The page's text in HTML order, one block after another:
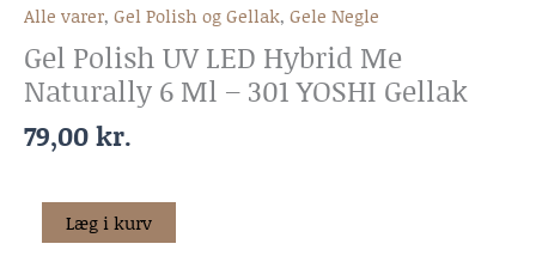
Alle varer, Gel Polish og Gellak, Gele Negle
Gel Polish UV LED Hybrid Me
Naturally 6 Ml – 301 YOSHI Gellak
79,00kr.
Hybrid
Me
Naturally
Ml
301
YOSHILæg i kurv